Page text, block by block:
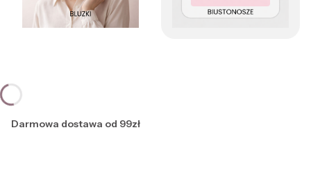
Darmowa dostawa od 99zł